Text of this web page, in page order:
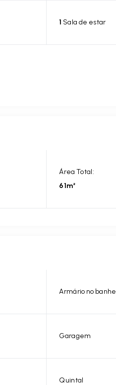
1 Sala de estar
Área Total:
61m²
Armário no
Garagem
Quintal